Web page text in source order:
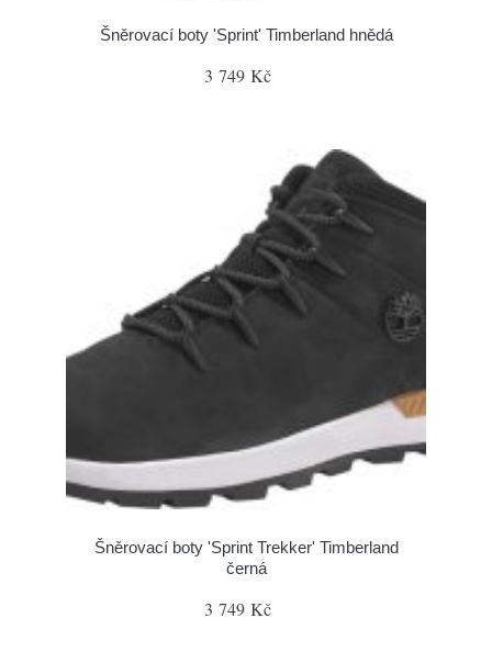
Šněrovací boty 'Sprint' Timberland hnědá
3 749 Kč
Šněrovací boty 'Sprint Trekker' Timberland
černá
3 749 Kč